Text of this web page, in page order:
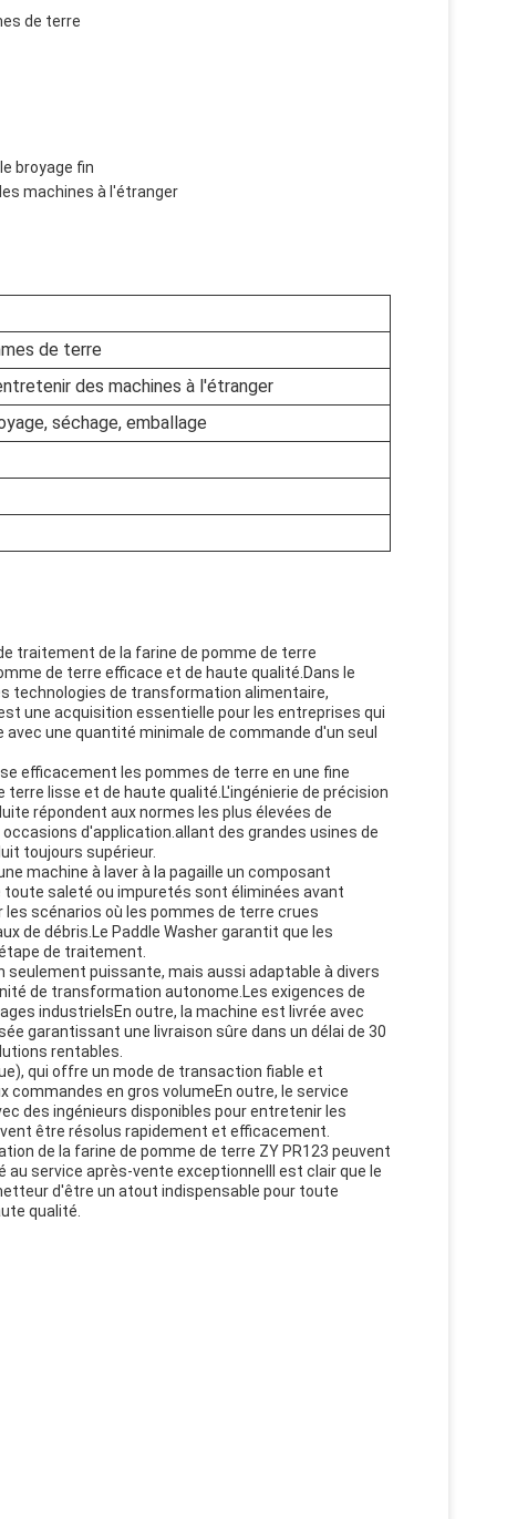
de terre
broyage fin
machines à l'étranger
de terre
des machines à l'étranger
séchage, emballage
traitement de la farine de pomme de terre
de terre efficace et de haute qualité.Dans le
technologies de transformation alimentaire,
une acquisition essentielle pour les entreprises qui
une quantité minimale de commande d'un seul
efficacement les pommes de terre en une fine
lisse et de haute qualité.L'ingénierie de précision
répondent aux normes les plus élevées de
d'application.allant des grandes usines de
toujours supérieur.
machine à laver à la pagaille un composant
saleté ou impuretés sont éliminées avant
scénarios où les pommes de terre crues
de débris.Le Paddle Washer garantit que les
de traitement.
puissante, mais aussi adaptable à divers
de transformation autonome.Les exigences de
industrielsEn outre, la machine est livrée avec
garantissant une livraison sûre dans un délai de 30
rentables.
qui offre un mode de transaction fiable et
en gros volumeEn outre, le service
des ingénieurs disponibles pour entretenir les
être résolus rapidement et efficacement.
de la farine de pomme de terre ZY PR123 peuvent
service après-vente exceptionnelIl est clair que le
d'être un atout indispensable pour toute
qualité.